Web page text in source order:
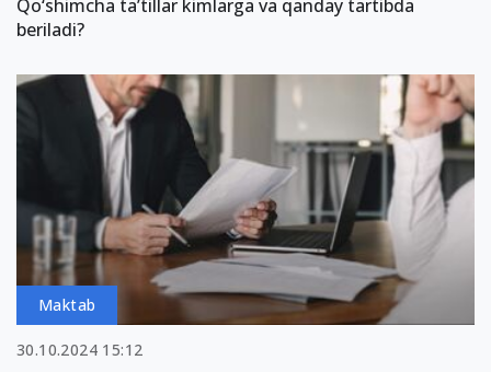
Qo‘shimcha ta’tillar kimlarga va qanday tartibda
beriladi?
Maktab
30.10.2024 15:12